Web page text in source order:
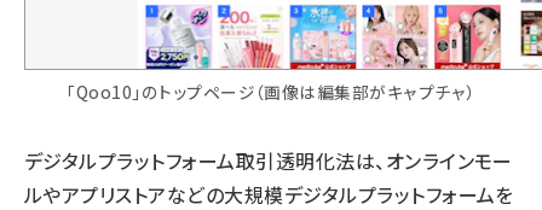
「Qoo10」のトップページ（画像は編集部がキャプチャ）
デジタルプラットフォーム取引透明化法は、オンラインモー
ルやアプリストアなどの大規模デジタルプラットフォームを